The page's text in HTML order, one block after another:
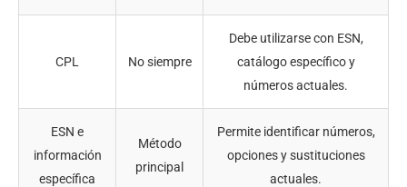
CPL No siempre
Debe utilizarse con ESN,
catálogo específico y
números actuales.
ESN e
información
específica
Método
principal
Permite identificar números,
opciones y sustituciones
actuales.